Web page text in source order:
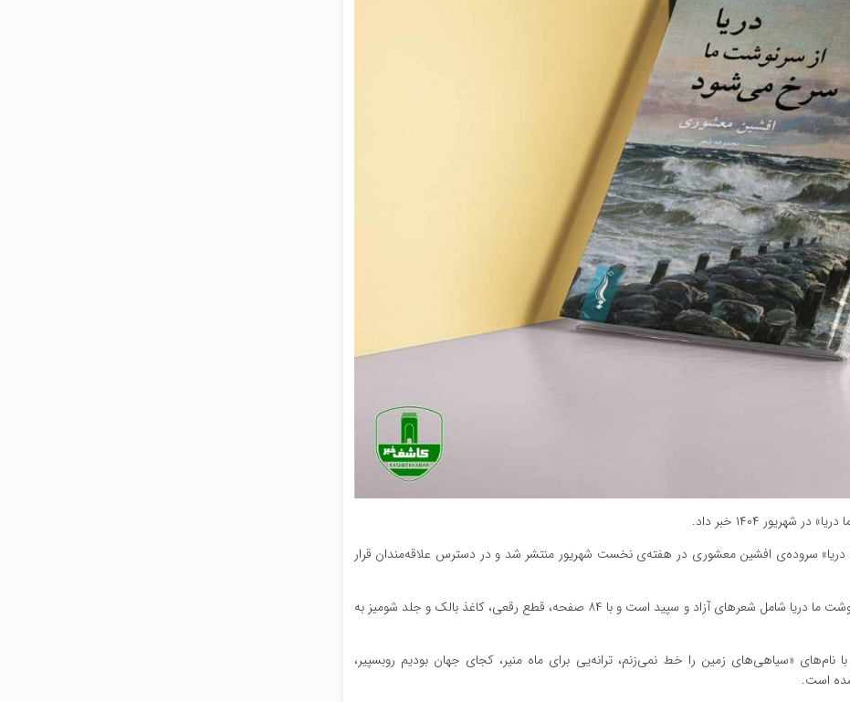
۱۴۰۴ خبر داد.
سروده‌ی افشین معشوری در هفته‌ی نخست شهریور منتشر شد و در دسترس علاقه‌مندان قرار
مدیر انتشارات یانا با اعلام این خبر افزود: سرخ می‌شود از سرنوشت ما دریا شامل شعرهای آزاد و سپید است و با ۸۴ صفحه، قطع رقعی، کاغذ بالک و جلد شومیز به
معشوری پیش از این ۵ مجموعه‌شعر با نام‌های «سیاهی‌های زمین را خط نمی‌زنم، ترانه‌یی برای ماه منیر، کجای جهان بودیم روبسپیر،
است.